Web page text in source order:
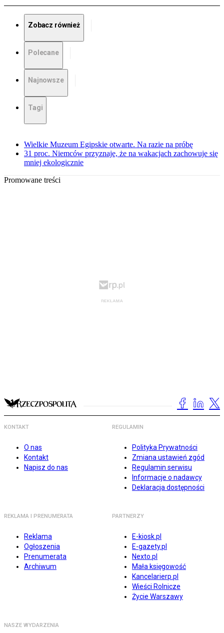
Zobacz również
Polecane
Najnowsze
Tagi
Wielkie Muzeum Egipskie otwarte. Na razie na próbę
31 proc. Niemców przyznaje, że na wakacjach zachowuje się
mniej ekologicznie
Promowane treści
KONTAKT
O nas
Kontakt
Napisz do nas
REGULAMIN
Polityka Prywatności
Zmiana ustawień zgód
Regulamin serwisu
Informacje o nadawcy
Deklaracja dostępności
REKLAMA I PRENUMERATA
Reklama
Ogłoszenia
Prenumerata
Archiwum
PARTNERZY
E-kiosk.pl
E-gazety.pl
Nexto.pl
Mała księgowość
Kancelarierp.pl
Wieści Rolnicze
Życie Warszawy
NASZE WYDARZENIA